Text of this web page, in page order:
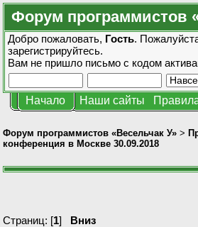
Форум программистов
Добро пожаловать, Гость.
зарегистрируйтесь.
Вам не пришло письмо с кодом
Начало Наши сайты
Форум программистов «Весельчак У» >
конференция в Москве 30.09.2018
Страниц: [1] Вниз